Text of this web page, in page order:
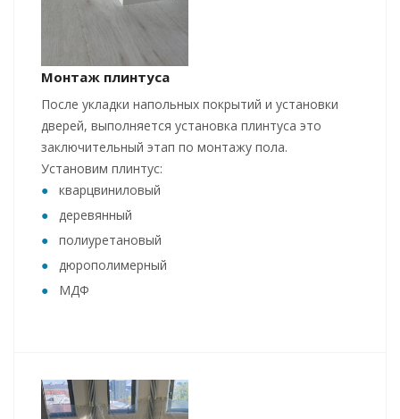
Монтаж плинтуса
После укладки напольных покрытий и установки
дверей, выполняется установка плинтуса это
заключительный этап по монтажу пола.
Установим плинтус:
кварцвиниловый
деревянный
полиуретановый
дюрополимерный
МДФ